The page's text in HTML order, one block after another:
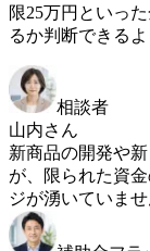
限25万円といっ
るか判断できる
相談者
山内さん
新商品の開発や
が、限られた資
ジが湧いていませ